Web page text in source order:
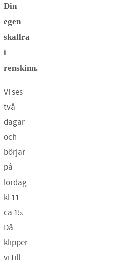
Din
egen
skallra
i
renskinn.
Vi ses
två
dagar
och
börjar
på
lördag
kl 11 –
ca 15.
Då
klipper
vi till